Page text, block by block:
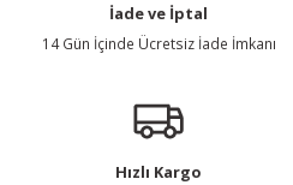
İade ve İptal
14 Gün İçinde Ücretsiz İade İmkanı
Hızlı Kargo